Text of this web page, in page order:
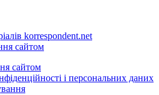
korrespondent.net
сайтом
сайтом
і персональних даних